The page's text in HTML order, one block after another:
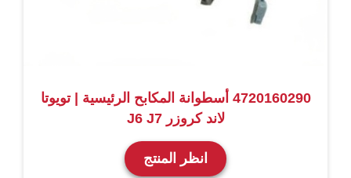
4720160290 أسطوانة المكابح الرئيسية | تويوتا
لاند كروزر J6 J7
انظر المنتج